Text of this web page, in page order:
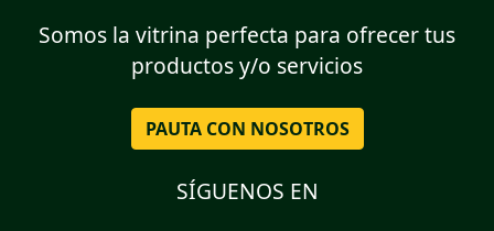
Somos la vitrina perfecta para ofrecer tus
productos y/o servicios
PAUTA CON NOSOTROS
SÍGUENOS EN